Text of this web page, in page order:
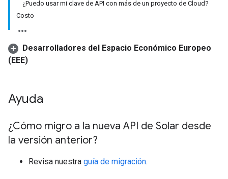
¿Puedo usar mi clave de API con más de un proyecto de Cloud?
Costo
Desarrolladores del Espacio Económico Europeo
(EEE)
Ayuda
¿Cómo migro a la nueva API de Solar desde
la versión anterior?
Revisa nuestra guía de migración.